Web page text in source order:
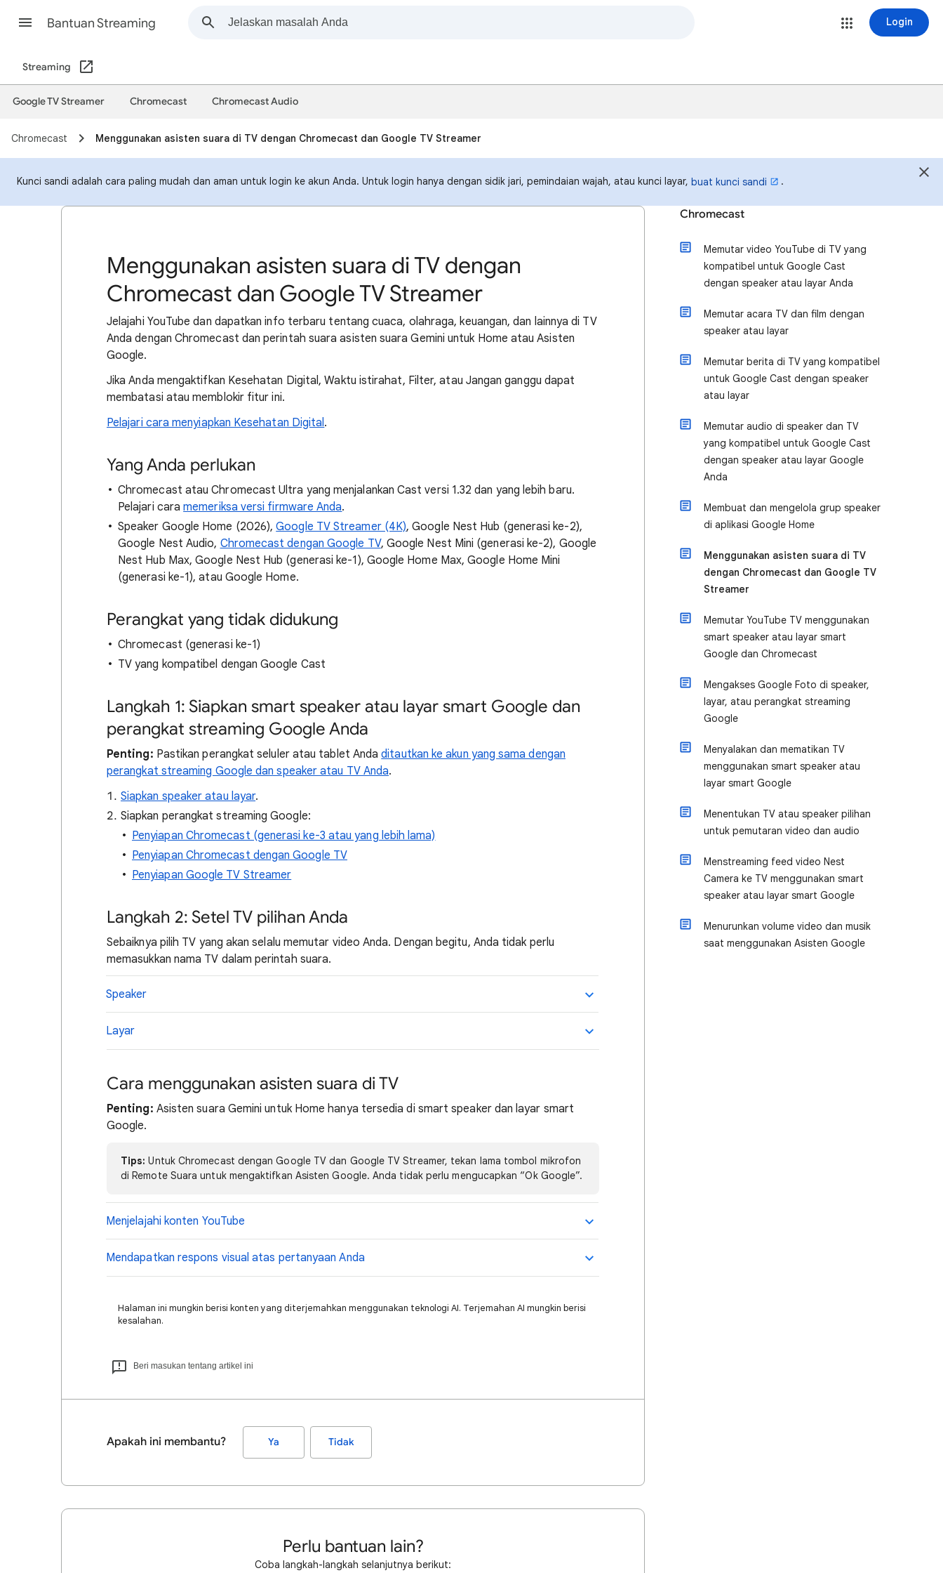
Bantuan Streaming Login
Streaming
Google TV Streamer Chromecast Chromecast Audio
Chromecast Menggunakan asisten suara di TV dengan Chromecast dan Google TV Streamer
Kunci sandi adalah cara paling mudah dan aman untuk login ke akun Anda. Untuk login hanya dengan sidik jari, pemindaian wajah, atau kunci layar, buat kunci sandi .
Menggunakan asisten suara di TV dengan
Chromecast dan Google TV Streamer
Jelajahi YouTube dan dapatkan info terbaru tentang cuaca, olahraga, keuangan, dan lainnya di TV
Anda dengan Chromecast dan perintah suara asisten suara Gemini untuk Home atau Asisten
Google.
Jika Anda mengaktifkan Kesehatan Digital, Waktu istirahat, Filter, atau Jangan ganggu dapat
membatasi atau memblokir fitur ini.
Pelajari cara menyiapkan Kesehatan Digital.
Yang Anda perlukan
Chromecast atau Chromecast Ultra yang menjalankan Cast versi 1.32 dan yang lebih baru.
Pelajari caramemeriksa versi firmware Anda.
Speaker Google Home (2026),Google TV Streamer (4K), Google Nest Hub (generasi ke-2),
Google Nest Audio, Chromecast dengan Google TV, Google Nest Mini (generasi ke-2), Google
Nest Hub Max, Google Nest Hub (generasi ke-1), Google Home Max, Google Home Mini
(generasi ke-1), atau Google Home.
Perangkat yang tidak didukung
Chromecast (generasi ke-1)
TV yang kompatibel dengan Google Cast
Langkah 1: Siapkan smart speaker atau layar smart Google dan
perangkat streaming Google Anda
Penting: Pastikan perangkat seluler atau tablet Andaditautkan ke akun yang sama dengan
perangkat streaming Google dan speaker atau TV Anda.
Siapkan speaker atau layar.
Siapkan perangkat streaming Google:
Penyiapan Chromecast (generasi ke-3 atau yang lebih lama)
Penyiapan Chromecast dengan Google TV
Penyiapan Google TV Streamer
Langkah 2: Setel TV pilihan Anda
Sebaiknya pilih TV yang akan selalu memutar video Anda. Dengan begitu, Anda tidak perlu
memasukkan nama TV dalam perintah suara.
Speaker
Layar
Cara menggunakan asisten suara di TV
Penting: Asisten suara Gemini untuk Home hanya tersedia di smart speaker dan layar smart
Google.
Tips: Untuk Chromecast dengan Google TV dan Google TV Streamer, tekan lama tombol mikrofon
di Remote Suara untuk mengaktifkan Asisten Google. Anda tidak perlu mengucapkan “Ok Google”.
Menjelajahi konten YouTube
Mendapatkan respons visual atas pertanyaan Anda
Halaman ini mungkin berisi konten yang diterjemahkan menggunakan teknologi AI. Terjemahan AI mungkin berisi
kesalahan.
Beri masukan tentang artikel ini
Apakah ini membantu? Ya Tidak
Perlu bantuan lain?
Coba langkah-langkah selanjutnya berikut:
Chromecast
Memutar video YouTube di TV yang
kompatibel untuk Google Cast
dengan speaker atau layar Anda
Memutar acara TV dan film dengan
speaker atau layar
Memutar berita di TV yang kompatibel
untuk Google Cast dengan speaker
atau layar
Memutar audio di speaker dan TV
yang kompatibel untuk Google Cast
dengan speaker atau layar Google
Anda
Membuat dan mengelola grup speaker
di aplikasi Google Home
Menggunakan asisten suara di TV
dengan Chromecast dan Google TV
Streamer
Memutar YouTube TV menggunakan
smart speaker atau layar smart
Google dan Chromecast
Mengakses Google Foto di speaker,
layar, atau perangkat streaming
Google
Menyalakan dan mematikan TV
menggunakan smart speaker atau
layar smart Google
Menentukan TV atau speaker pilihan
untuk pemutaran video dan audio
Menstreaming feed video Nest
Camera ke TV menggunakan smart
speaker atau layar smart Google
Menurunkan volume video dan musik
saat menggunakan Asisten Google